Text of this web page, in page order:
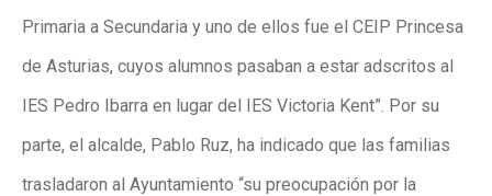
Primaria a Secundaria y uno de ellos fue el CEIP Princesa
de Asturias, cuyos alumnos pasaban a estar adscritos al
IES Pedro Ibarra en lugar del IES Victoria Kent”. Por su
parte, el alcalde, Pablo Ruz, ha indicado que las familias
trasladaron al Ayuntamiento “su preocupación por la